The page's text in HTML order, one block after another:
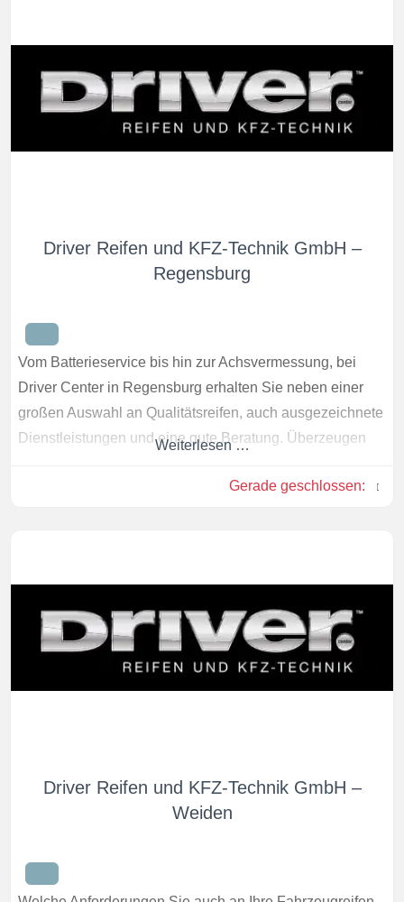
Driver Reifen und KFZ-Technik GmbH –
Regensburg
Vom Batterieservice bis hin zur Achsvermessung, bei
Driver Center in Regensburg erhalten Sie neben einer
großen Auswahl an Qualitätsreifen, auch ausgezeichnete
Dienstleistungen und eine gute Beratung. Überzeugen
Weiterlesen …
Gerade geschlossen:
Driver Reifen und KFZ-Technik GmbH –
Weiden